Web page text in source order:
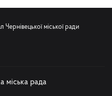
Чернівецької міської ради
міська рада